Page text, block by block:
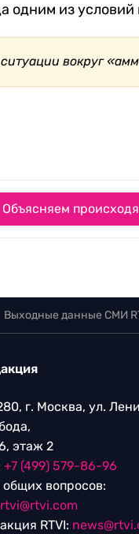
одним из
вокруг
Объясняем
Выходные данные СМИ
г. Москва, ул.
этаж 2
+7 (499) 579-86-96
вопросов:
RTVI: